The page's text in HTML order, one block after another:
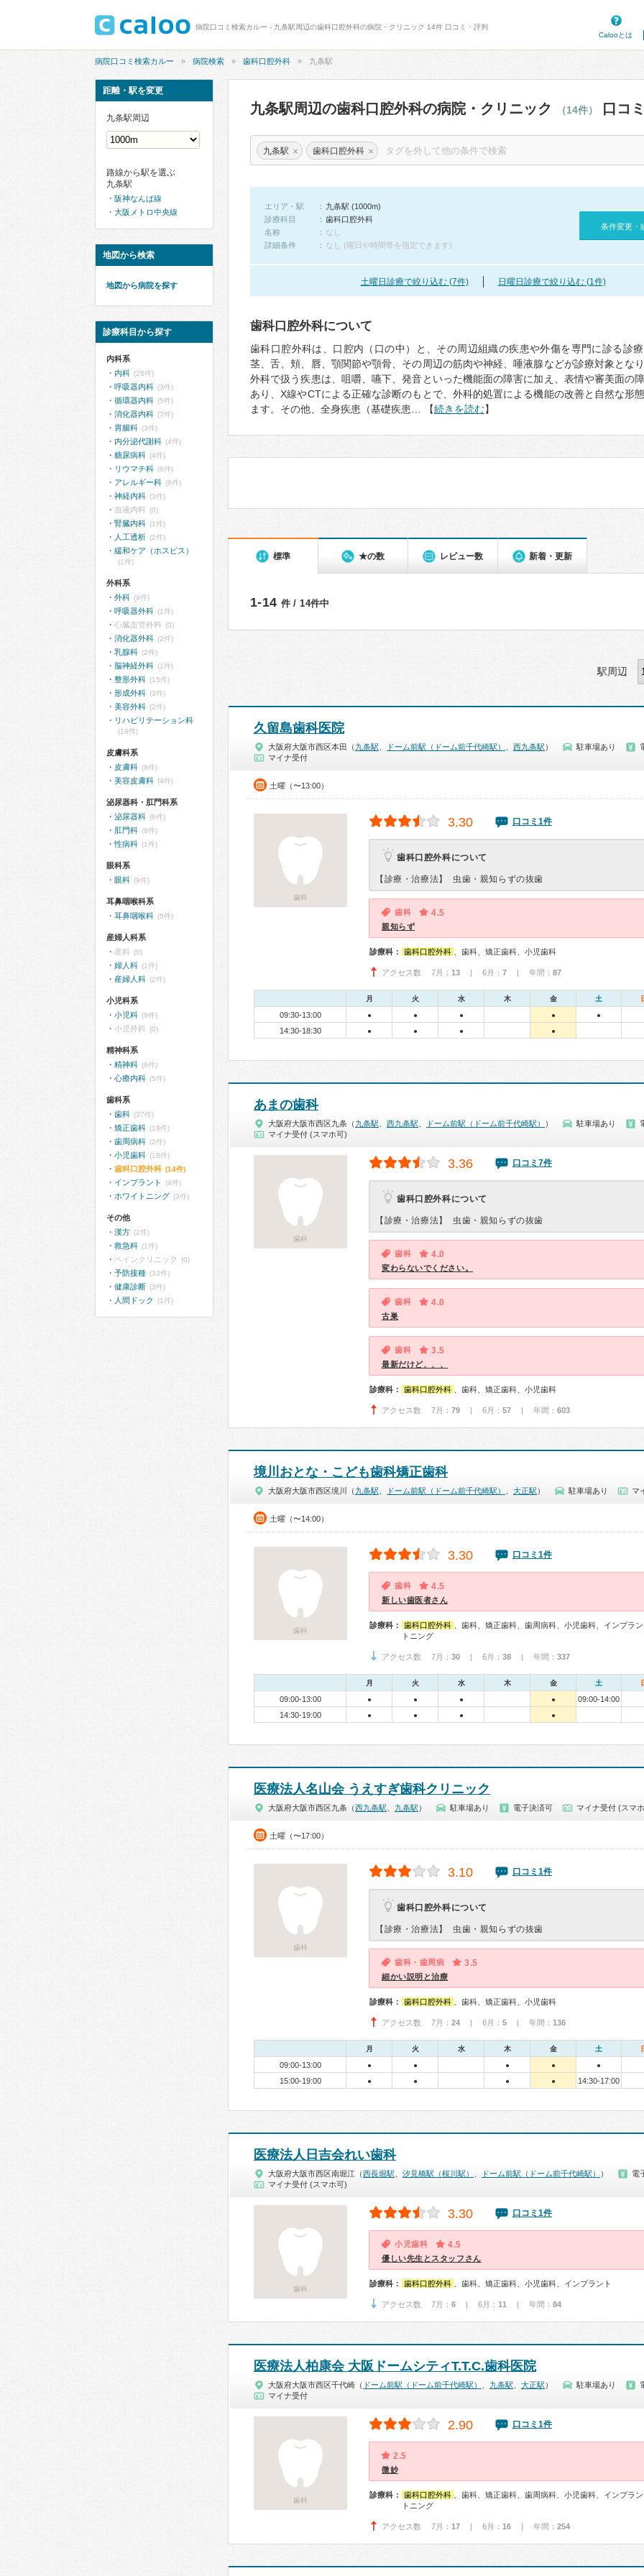
病院口コミ検索カルー - 九条駅周辺の歯科口腔外科の病院・クリニック 14件 口コミ・評判
Calooとは
病院口コミ検索カルー 病院検索 歯科口腔外科 九条駅
九条駅周辺の歯科口腔外科の病院・クリニック （14件） 口コ
九条駅 × 歯科口腔外科 ×
エリア・駅
九条駅 (1000m)
診療科目
歯科口腔外科
名称
なし
詳細条件
なし (曜日や時間帯を指定できます)
条件変更・
土曜日診療で絞り込む (7件) 日曜日診療で絞り込む (1件)
歯科口腔外科について
歯科口腔外科は、口腔内（口の中）と、その周辺組織の疾患や外傷を専門に診る診
茎、舌、頬、唇、顎関節や顎骨、その周辺の筋肉や神経、唾液腺などが診療対象とな
外科で扱う疾患は、咀嚼、嚥下、発音といった機能面の障害に加え、表情や審美面の
あり、X線やCTによる正確な診断のもとで、外科的処置による機能の改善と自然な形
ます。その他、全身疾患（基礎疾患… 【続きを読む】
標準 ★の数 レビュー数 新着・更新
1-14 件 / 14件中
駅周辺
久留島歯科医院
大阪府大阪市西区本田（ 九条駅 ドーム前駅（ドーム前千代崎駅） 西九条駅 ） 駐車場あり
マイナ受付
土曜（〜13:00）
歯科
3.30 口コミ1件
歯科口腔外科について
【診療・治療法】 虫歯・親知らずの抜歯
歯科 4.5
親知らず
診療科： 歯科口腔外科 、歯科、矯正歯科、小児歯科
アクセス数 7月： 13 | 6月： 7 | 年間： 87
月 火 水 木 金 土
09:30-13:00 ● ● ● ● ●
14:30-18:30 ● ● ● ●
あまの歯科
大阪府大阪市西区九条（ 九条駅 西九条駅 ドーム前駅（ドーム前千代崎駅） ） 駐車場あり
マイナ受付 (スマホ可)
歯科
3.36 口コミ7件
歯科口腔外科について
【診療・治療法】 虫歯・親知らずの抜歯
歯科 4.0
変わらないでください。
歯科 4.0
古巣
歯科 3.5
最新だけど、、、
診療科： 歯科口腔外科 、歯科、矯正歯科、小児歯科
アクセス数 7月： 79 | 6月： 57 | 年間： 603
境川おとな・こども歯科矯正歯科
大阪府大阪市西区境川（ 九条駅 ドーム前駅（ドーム前千代崎駅） 大正駅 ） 駐車場あり マ
土曜（〜14:00）
歯科
3.30 口コミ1件
歯科 4.5
新しい歯医者さん
診療科： 歯科口腔外科
、歯科、矯正歯科、歯周病科、小児歯科、インプラ
トニング
アクセス数 7月： 30 | 6月： 38 | 年間： 337
月 火 水 木 金 土
09:00-13:00 ● ● ● ●
09:00-14:00
14:30-19:00
● ● ● ●
医療法人名山会 うえすぎ歯科クリニック
大阪府大阪市西区九条（西九条駅 九条駅 ） 駐車場あり 電子決済可 マイナ受付 (スマ
土曜（〜17:00）
歯科
3.10 口コミ1件
歯科口腔外科について
【診療・治療法】 虫歯・親知らずの抜歯
歯科・歯周病 3.5
細かい説明と治療
診療科： 歯科口腔外科 、歯科、矯正歯科、小児歯科
アクセス数 7月： 24 | 6月： 5 | 年間： 136
月 火 水 木 金 土
09:00-13:00 ● ● ● ● ●
15:00-19:00 ● ● ● ● 14:30-17:00
医療法人日吉会れい歯科
大阪府大阪市西区南堀江（西長堀駅 汐見橋駅（桜川駅） ドーム前駅（ドーム前千代崎駅） ）
電
マイナ受付 (スマホ可)
歯科
3.30 口コミ1件
小児歯科 4.5
優しい先生とスタッフさん
診療科： 歯科口腔外科 、歯科、矯正歯科、小児歯科、インプラント
アクセス数 7月： 6 | 6月： 11 | 年間： 84
医療法人柏康会 大阪ドームシティT.T.C.歯科医院
大阪府大阪市西区千代崎（ ドーム前駅（ドーム前千代崎駅） 九条駅 大正駅 ） 駐車場あり
マイナ受付
歯科
2.90 口コミ1件
2.5
微妙
診療科： 歯科口腔外科
、歯科、矯正歯科、歯周病科、小児歯科、インプラ
トニング
アクセス数 7月： 17 | 6月： 16 | 年間： 254
距離・駅を変更
九条駅周辺
路線から駅を選ぶ
九条駅
阪神なんば線
大阪メトロ中央線
地図から検索
地図から病院を探す
診療科目から探す
内科系
内科 (26件)
呼吸器内科 (3件)
循環器内科 (5件)
消化器内科 (7件)
胃腸科 (3件)
内分泌代謝科 (4件)
糖尿病科 (4件)
リウマチ科 (6件)
アレルギー科 (6件)
神経内科 (3件)
血液内科 (0)
腎臓内科 (1件)
人工透析 (2件)
緩和ケア（ホスピス）
(1件)
外科系
外科 (9件)
呼吸器外科 (1件)
心臓血管外科 (0)
消化器外科 (2件)
乳腺科 (2件)
脳神経外科 (1件)
整形外科 (15件)
形成外科 (3件)
美容外科 (2件)
リハビリテーション科
(18件)
皮膚科系
皮膚科 (8件)
美容皮膚科 (4件)
泌尿器科・肛門科系
泌尿器科 (6件)
肛門科 (6件)
性病科 (1件)
眼科系
眼科 (9件)
耳鼻咽喉科系
耳鼻咽喉科 (5件)
産婦人科系
産科 (0)
婦人科 (1件)
産婦人科 (2件)
小児科系
小児科 (9件)
小児外科 (0)
精神科系
精神科 (6件)
心療内科 (5件)
歯科系
歯科 (37件)
矯正歯科 (18件)
歯周病科 (2件)
小児歯科 (18件)
歯科口腔外科 (14件)
インプラント (4件)
ホワイトニング (3件)
その他
漢方 (2件)
救急科 (1件)
ペインクリニック (0)
予防接種 (33件)
健康診断 (3件)
人間ドック (1件)